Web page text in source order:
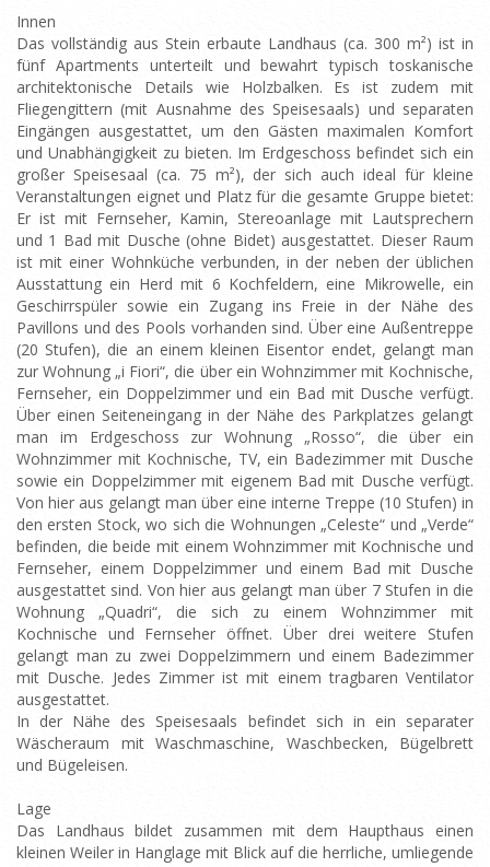
Innen
Das vollständig aus Stein erbaute Landhaus (ca. 300 m²) ist in
fünf Apartments unterteilt und bewahrt typisch toskanische
architektonische Details wie Holzbalken. Es ist zudem mit
Fliegengittern (mit Ausnahme des Speisesaals) und separaten
Eingängen ausgestattet, um den Gästen maximalen Komfort
und Unabhängigkeit zu bieten. Im Erdgeschoss befindet sich ein
großer Speisesaal (ca. 75 m²), der sich auch ideal für kleine
Veranstaltungen eignet und Platz für die gesamte Gruppe bietet:
Er ist mit Fernseher, Kamin, Stereoanlage mit Lautsprechern
und 1 Bad mit Dusche (ohne Bidet) ausgestattet. Dieser Raum
ist mit einer Wohnküche verbunden, in der neben der üblichen
Ausstattung ein Herd mit 6 Kochfeldern, eine Mikrowelle, ein
Geschirrspüler sowie ein Zugang ins Freie in der Nähe des
Pavillons und des Pools vorhanden sind. Über eine Außentreppe
(20 Stufen), die an einem kleinen Eisentor endet, gelangt man
zur Wohnung „i Fiori“, die über ein Wohnzimmer mit Kochnische,
Fernseher, ein Doppelzimmer und ein Bad mit Dusche verfügt.
Über einen Seiteneingang in der Nähe des Parkplatzes gelangt
man im Erdgeschoss zur Wohnung „Rosso“, die über ein
Wohnzimmer mit Kochnische, TV, ein Badezimmer mit Dusche
sowie ein Doppelzimmer mit eigenem Bad mit Dusche verfügt.
Von hier aus gelangt man über eine interne Treppe (10 Stufen) in
den ersten Stock, wo sich die Wohnungen „Celeste“ und „Verde“
befinden, die beide mit einem Wohnzimmer mit Kochnische und
Fernseher, einem Doppelzimmer und einem Bad mit Dusche
ausgestattet sind. Von hier aus gelangt man über 7 Stufen in die
Wohnung „Quadri“, die sich zu einem Wohnzimmer mit
Kochnische und Fernseher öffnet. Über drei weitere Stufen
gelangt man zu zwei Doppelzimmern und einem Badezimmer
mit Dusche. Jedes Zimmer ist mit einem tragbaren Ventilator
ausgestattet.
In der Nähe des Speisesaals befindet sich in ein separater
Wäscheraum mit Waschmaschine, Waschbecken, Bügelbrett
und Bügeleisen.
Lage
Das Landhaus bildet zusammen mit dem Haupthaus einen
kleinen Weiler in Hanglage mit Blick auf die herrliche, umliegende